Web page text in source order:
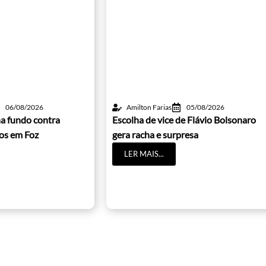
06/08/2026
fundo contra
em Foz
Amilton Farias 05/08/2026
Escolha de vice de Flávio Bolsonaro
gera racha e surpresa
LER MAIS...